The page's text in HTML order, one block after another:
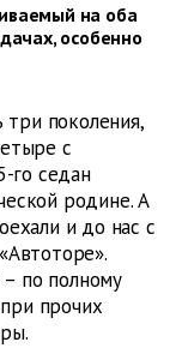
на оба
особенно
поколения,
с
го седан
родине. А
и до нас с
по полному
прочих